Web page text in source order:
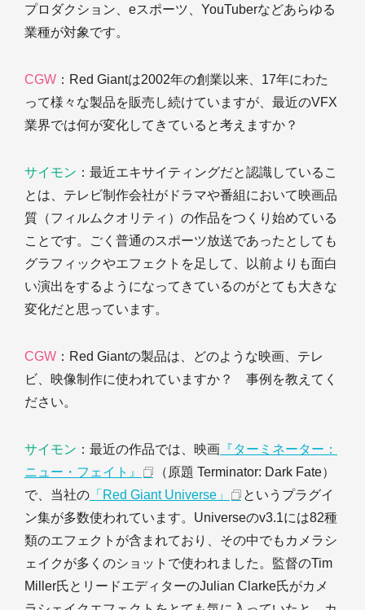
プロダクション、eスポーツ、YouTuberなどあらゆる
業種が対象です。
CGW ：Red Giantは2002年の創業以来、17年にわた
って様々な製品を販売し続けていますが、最近のVFX
業界では何が変化してきていると考えますか？
サイモン ：最近エキサイティングだと認識しているこ
とは、テレビ制作会社がドラマや番組において映画品
質（フィルムクオリティ）の作品をつくり始めている
ことです。ごく普通のスポーツ放送であったとしても
グラフィックやエフェクトを足して、以前よりも面白
い演出をするようになってきているのがとても大きな
変化だと思っています。
CGW ：Red Giantの製品は、どのような映画、テレ
ビ、映像制作に使われていますか？ 事例を教えてく
ださい。
サイモン ：最近の作品では、映画 『ターミネーター：
ニュー・フェイト』
（原題 Terminator: Dark Fate）
で、当社の 「Red Giant Universe」
というプラグイ
ン集が多数使われています。Universeのv3.1には82種
類のエフェクトが含まれており、その中でもカメラシ
ェイクが多くのショットで使われました。監督のTim
Miller氏とリードエディターのJulian Clarke氏がカメ